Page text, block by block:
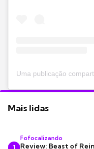
Mais lidas
Fofocalizando
Review: Beast of